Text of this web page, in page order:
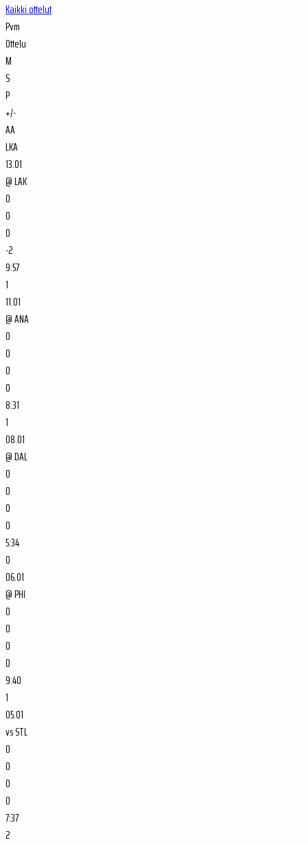
Kaikki ottelut
Pvm
Ottelu
M
S
P
+/-
AA
LKA
13.01
@LAK
0
0
0
-2
9:57
1
11.01
@ANA
0
0
0
0
8:31
1
08.01
@DAL
0
0
0
0
5:34
0
06.01
@PHI
0
0
0
0
9:40
1
05.01
vsSTL
0
0
0
0
7:37
2